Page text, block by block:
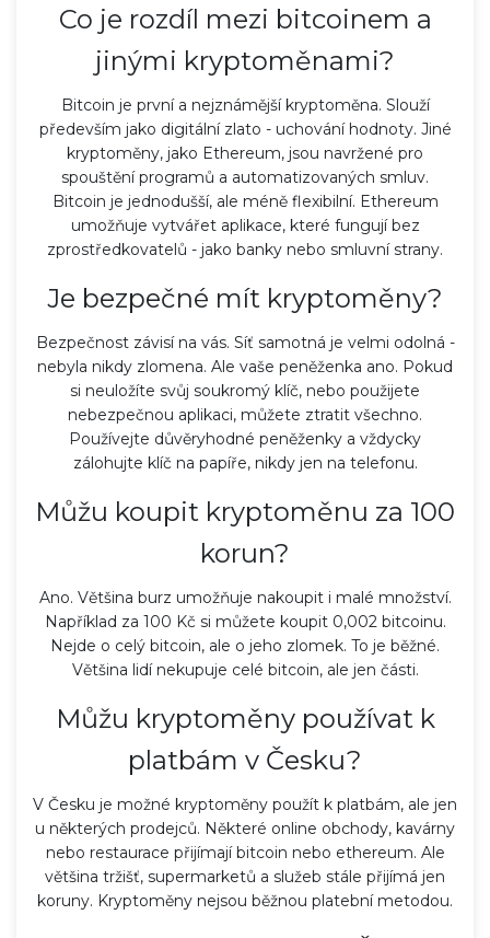
Co je rozdíl mezi bitcoinem a
jinými kryptoměnami?
Bitcoin je první a nejznámější kryptoměna. Slouží
především jako digitální zlato - uchování hodnoty. Jiné
kryptoměny, jako Ethereum, jsou navržené pro
spouštění programů a automatizovaných smluv.
Bitcoin je jednodušší, ale méně flexibilní. Ethereum
umožňuje vytvářet aplikace, které fungují bez
zprostředkovatelů - jako banky nebo smluvní strany.
Je bezpečné mít kryptoměny?
Bezpečnost závisí na vás. Síť samotná je velmi odolná -
nebyla nikdy zlomena. Ale vaše peněženka ano. Pokud
si neuložíte svůj soukromý klíč, nebo použijete
nebezpečnou aplikaci, můžete ztratit všechno.
Používejte důvěryhodné peněženky a vždycky
zálohujte klíč na papíře, nikdy jen na telefonu.
Můžu koupit kryptoměnu za 100
korun?
Ano. Většina burz umožňuje nakoupit i malé množství.
Například za 100 Kč si můžete koupit 0,002 bitcoinu.
Nejde o celý bitcoin, ale o jeho zlomek. To je běžné.
Většina lidí nekupuje celé bitcoin, ale jen části.
Můžu kryptoměny používat k
platbám v Česku?
V Česku je možné kryptoměny použít k platbám, ale jen
u některých prodejců. Některé online obchody, kavárny
nebo restaurace přijímají bitcoin nebo ethereum. Ale
většina tržišť, supermarketů a služeb stále přijímá jen
koruny. Kryptoměny nejsou běžnou platební metodou.